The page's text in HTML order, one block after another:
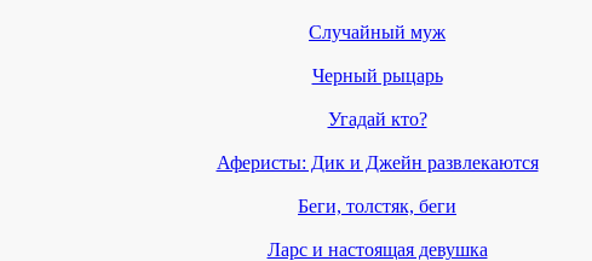
Случайный муж
Черный рыцарь
Угадай кто?
Аферисты: Дик и Джейн развлекаются
Беги, толстяк, беги
Ларс и настоящая девушка